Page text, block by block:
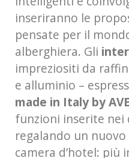
inseriranno le
pensate per il
alberghiera. Gli
impreziositi da
e alluminio –
made in Italy by AVE
funzioni inserite nei
regalando un
camera d’hotel: più